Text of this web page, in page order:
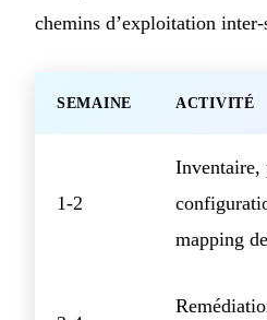
chemins d’exploitation inter-
SEMAINE ACTIVITÉ
1-2
Inventaire,
mapping